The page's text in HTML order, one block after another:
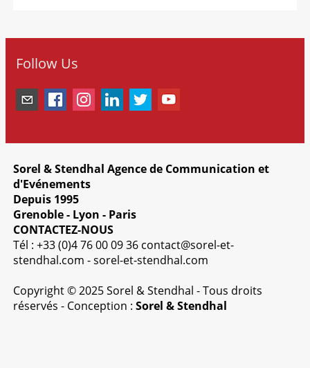
Follow Us
Sorel & Stendhal Agence de Communication et
d'Evénements
Depuis 1995
Grenoble - Lyon - Paris
CONTACTEZ-NOUS
Tél : +33 (0)4 76 00 09 36 contact@sorel-et-
stendhal.com -sorel-et-stendhal.com
Copyright © 2025 Sorel & Stendhal - Tous droits
réservés - Conception : Sorel & Stendhal